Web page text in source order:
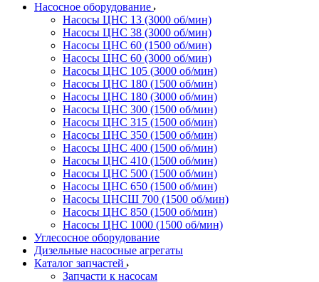
Насосное оборудование
Насосы ЦНС 13 (3000 об/мин)
Насосы ЦНС 38 (3000 об/мин)
Насосы ЦНС 60 (1500 об/мин)
Насосы ЦНС 60 (3000 об/мин)
Насосы ЦНС 105 (3000 об/мин)
Насосы ЦНС 180 (1500 об/мин)
Насосы ЦНС 180 (3000 об/мин)
Насосы ЦНС 300 (1500 об/мин)
Насосы ЦНС 315 (1500 об/мин)
Насосы ЦНС 350 (1500 об/мин)
Насосы ЦНС 400 (1500 об/мин)
Насосы ЦНС 410 (1500 об/мин)
Насосы ЦНС 500 (1500 об/мин)
Насосы ЦНС 650 (1500 об/мин)
Насосы ЦНСШ 700 (1500 об/мин)
Насосы ЦНС 850 (1500 об/мин)
Насосы ЦНС 1000 (1500 об/мин)
Углесосное оборудование
Дизельные насосные агрегаты
Каталог запчастей
Запчасти к насосам